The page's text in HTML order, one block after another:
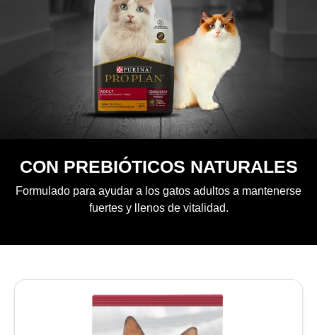
CON PREBIÓTICOS NATURALES
Formulado para ayudar a los gatos adultos a mantenerse
fuertes y llenos de vitalidad.